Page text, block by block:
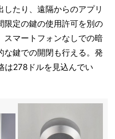
たり、遠隔からのアプリ
限定の鍵の使用許可を別の
スマートフォンなしでの暗
な鍵での開閉も行える。発
は278ドルを見込んでい